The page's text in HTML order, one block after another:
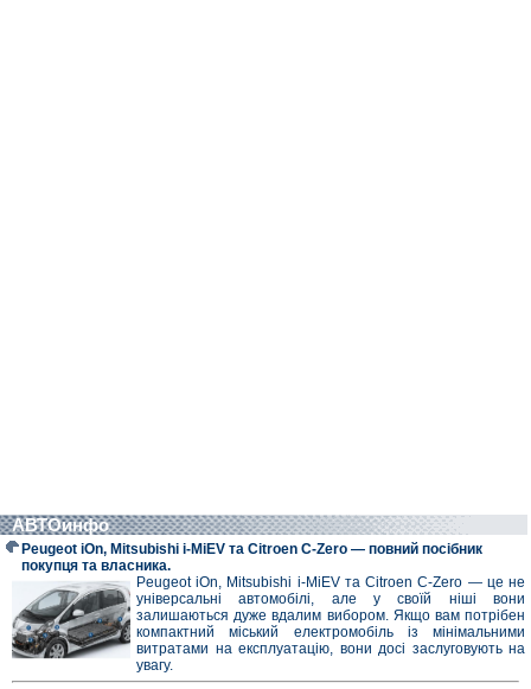
АВТОинфо
Peugeot iOn, Mitsubishi i-MiEV та Citroen C-Zero — повний посібник
покупця та власника.
Peugeot iOn, Mitsubishi i-MiEV та Citroen C-Zero — це не
універсальні автомобілі, але у своїй ніші вони
залишаються дуже вдалим вибором. Якщо вам потрібен
компактний міський електромобіль із мінімальними
витратами на експлуатацію, вони досі заслуговують на
увагу.